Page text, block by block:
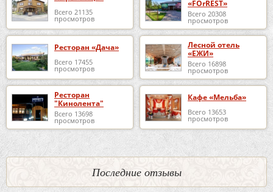
Всего 21135
просмотров
«FOrREST»
Всего 20308
просмотров
Ресторан «Дача»
Всего 17455
просмотров
Лесной отель
«ЕЖИ»
Всего 16898
просмотров
Ресторан
"Кинолента"
Всего 13698
просмотров
Кафе «Мельба»
Всего 13653
просмотров
Последние отзывы